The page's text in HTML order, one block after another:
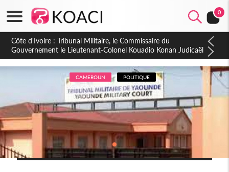
0
CAMEROUN POLITIQUE